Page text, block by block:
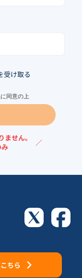
受け取る
に同意の上
せん。
／
ちら